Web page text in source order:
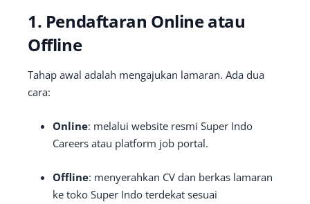
1. Pendaftaran Online atau
Offline
Tahap awal adalah mengajukan lamaran. Ada dua
cara:
Online: melalui website resmi Super Indo
Careers atau platform job portal.
Offline: menyerahkan CV dan berkas lamaran
ke toko Super Indo terdekat sesuai